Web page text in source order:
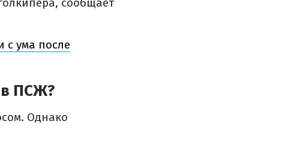
с ума после
ПСЖ?
Однако